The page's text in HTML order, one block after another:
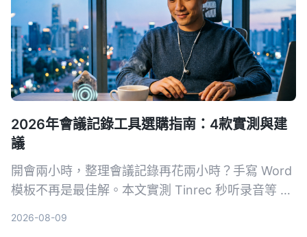
2026年會議記錄工具選購指南：4款實測與建
議
開會兩小時，整理會議記錄再花兩小時？手寫 Word
模板不再是最佳解。本文實測 Tinrec 秒听录音等 4
2026-08-09